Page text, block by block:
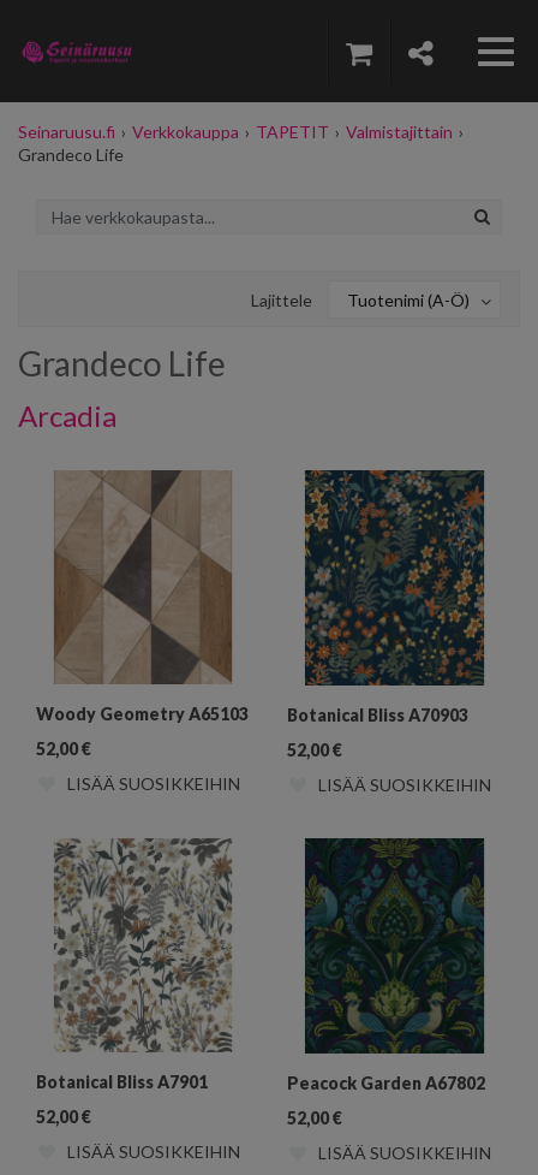
Seinaruusu.fi › Verkkokauppa › TAPETIT › Valmistajittain ›
Grandeco Life
Lajittele Tuotenimi (A-Ö)
Grandeco Life
Arcadia
Woody Geometry A65103
52,00€
LISÄÄ SUOSIKKEIHIN
Botanical Bliss A70903
52,00€
LISÄÄ SUOSIKKEIHIN
Botanical Bliss A7901
52,00€
LISÄÄ SUOSIKKEIHIN
Peacock Garden A67802
52,00€
LISÄÄ SUOSIKKEIHIN